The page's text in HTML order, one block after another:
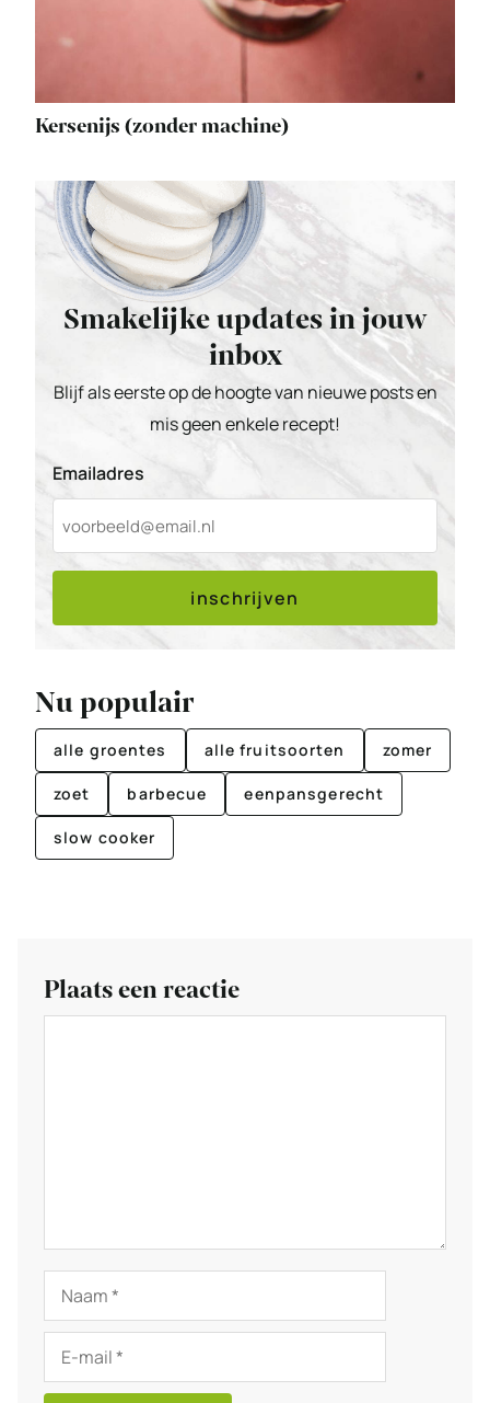
Kersenijs (zonder machine)
Smakelijke updates in jouw
inbox
Blijf als eerste op de hoogte van nieuwe posts en
mis geen enkele recept!
Emailadres
inschrijven
Nu populair
alle groentes alle fruitsoorten zomer
zoet barbecue eenpansgerecht
slow cooker
Plaats een reactie
Naam
mail